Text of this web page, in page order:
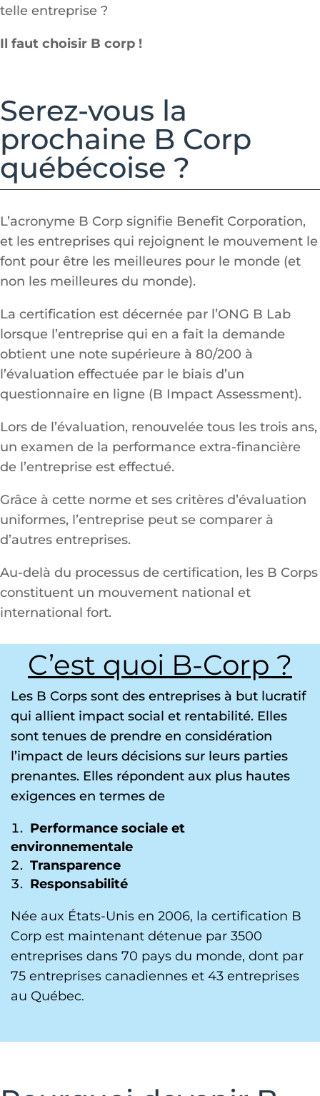
telle entreprise ?
Il faut choisir B corp !
Serez-vous la
prochaine B Corp
québécoise ?
L’acronyme B Corp signifie Benefit Corporation,
et les entreprises qui rejoignent le mouvement le
font pour être les meilleures pour le monde (et
non les meilleures du monde).
La certification est décernée par l’ONG B Lab
lorsque l’entreprise qui en a fait la demande
obtient une note supérieure à 80/200 à
l’évaluation effectuée par le biais d’un
questionnaire en ligne (B Impact Assessment).
Lors de l’évaluation, renouvelée tous les trois ans,
un examen de la performance extra-financière
de l’entreprise est effectué.
Grâce à cette norme et ses critères d’évaluation
uniformes, l’entreprise peut se comparer à
d’autres entreprises.
Au-delà du processus de certification, les B Corps
constituent un mouvement national et
international fort.
C’est quoi B-Corp ?
Les B Corps sont des entreprises à but lucratif
qui allient impact social et rentabilité. Elles
sont tenues de prendre en considération
l’impact de leurs décisions sur leurs parties
prenantes. Elles répondent aux plus hautes
exigences en termes de
Performance sociale et
environnementale
Transparence
Responsabilité
Née aux États-Unis en 2006, la certification B
Corp est maintenant détenue par 3500
entreprises dans 70 pays du monde, dont par
75 entreprises canadiennes et 43 entreprises
au Québec.